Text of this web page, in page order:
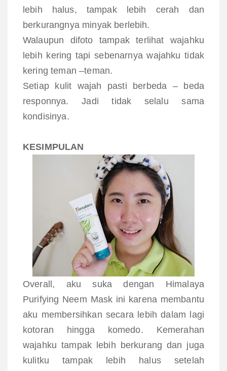
lebih halus, tampak lebih cerah dan
berkurangnya minyak berlebih.
Walaupun difoto tampak terlihat wajahku
lebih kering tapi sebenarnya wajahku tidak
kering teman –teman.
Setiap kulit wajah pasti berbeda – beda
responnya. Jadi tidak selalu sama
kondisinya.
KESIMPULAN
Overall, aku suka dengan Himalaya
Purifying Neem Mask ini karena membantu
aku membersihkan secara lebih dalam lagi
kotoran hingga komedo. Kemerahan
wajahku tampak lebih berkurang dan juga
kulitku tampak lebih halus setelah